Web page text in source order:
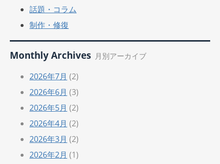
話題・コラム
制作・修復
Monthly Archives 月別アーカイブ
2026年7月 (2)
2026年6月 (3)
2026年5月 (2)
2026年4月 (2)
2026年3月 (2)
2026年2月 (1)